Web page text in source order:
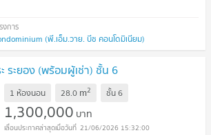
(พี.เอ็ม.วาย. บีช คอนโดมิเนียม)
ระยอง (พร้อมผู้เช่า) ชั้น 6
1 ห้องนอน 28.0 m2 ชั้น6
1,300,000 บาท
21/06/2026 15:32:00